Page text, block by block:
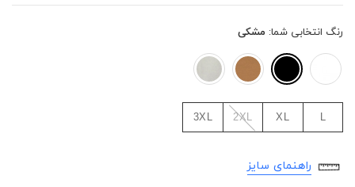
رنگ انتخابی شما: مشکی
L
XL
2XL
3XL
راهنمای سایز